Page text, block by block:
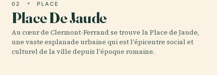
02 PLACE
Place De Jaude
Au cœur de Clermont-Ferrand se trouve la Place de Jaude,
une vaste esplanade urbaine qui est l'épicentre social et
culturel de la ville depuis l'époque romaine.